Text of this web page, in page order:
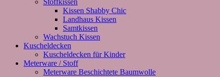
Kissen Shabby Chic
Landhaus Kissen
Samtkissen
Wachstuch Kissen
Kuscheldecken
Kuscheldecken für Kinder
Meterware / Stoff
Meterware Beschichtete Baumwolle